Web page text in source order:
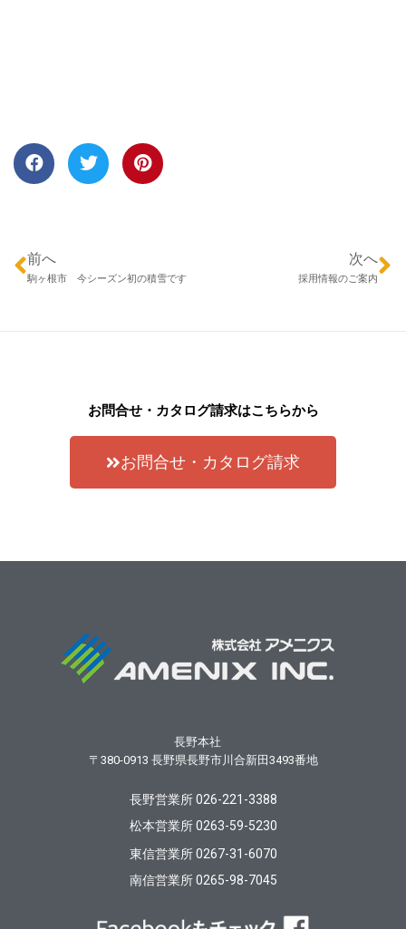
前へ
駒ヶ根市 今シーズン初の積雪です
次へ
採用情報のご案内
お問合せ・カタログ請求はこちらから
お問合せ・カタログ請求
長野本社
〒380-0913 長野県長野市川合新田3493番地
長野営業所 026-221-3388
松本営業所 0263-59-5230
東信営業所 0267-31-6070
南信営業所 0265-98-7045